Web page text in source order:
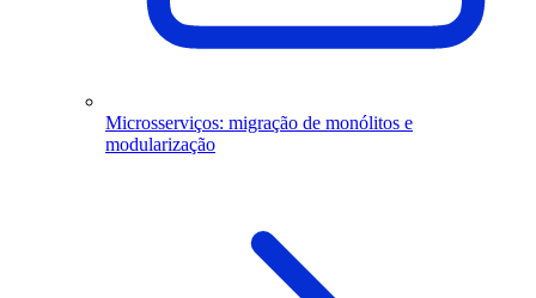
Microsserviços: migração de monólitos e
modularização